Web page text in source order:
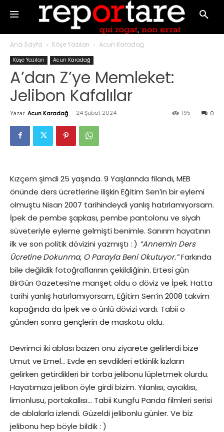
Ana Sayfa Köşe Yazıları Acun Karadağ
Köşe Yazıları Acun Karadağ
A’dan Z’ye Memleket:
Jelibon Kafalılar
Yazar Acun Karadağ - 24 Şubat 2024 0
195
Kızçem şimdi 25 yaşında. 9 Yaşlarında filandı, MEB
önünde ders ücretlerine ilişkin Eğitim Sen’in bir eylemi
olmuştu Nisan 2007 tarihindeydi yanlış hatırlamıyorsam.
İpek de pembe şapkası, pembe pantolonu ve siyah
süveteriyle eyleme gelmişti benimle. Sanırım hayatının
ilk ve son politik dövizini yazmıştı : ) “Annemin Ders
Ücretine Dokunma, O Parayla Beni Okutuyor.”Farkında
bile değildik fotoğraflarının çekildiğinin. Ertesi gün
BirGün Gazetesi’ne manşet oldu o döviz ve İpek. Hatta
tarihi yanlış hatırlamıyorsam, Eğitim Sen’in 2008 takvim
kapağında da İpek ve o ünlü dövizi vardı. Tabii o
günden sonra gençlerin de maskotu oldu.
Devrimci iki ablası bazen onu ziyarete gelirlerdi bize
Umut ve Emel… Evde en sevdikleri etkinlik kızların
gelirken getirdikleri bir torba jelibonu lüpletmek olurdu.
Hayatımıza jelibon öyle girdi bizim. Yılanlısı, ayıcıklısı,
limonlusu, portakallısı… Tabii Kungfu Panda filmleri serisi
de ablalarla izlendi. Güzeldi jelibonlu günler. Ve biz
jelibonu hep böyle bildik : )